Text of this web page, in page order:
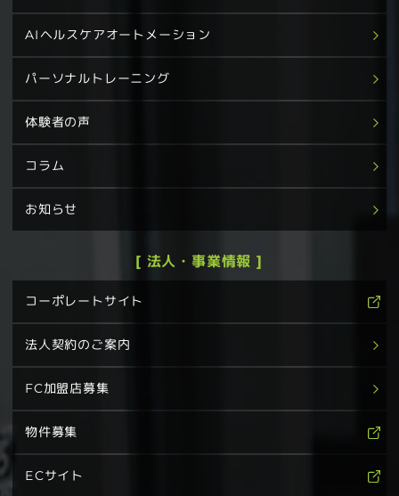
AIヘルスケアオートメーション
パーソナルトレーニング
体験者の声
コラム
お知らせ
[ 法人・事業情報 ]
コーポレートサイト
法人契約のご案内
FC加盟店募集
物件募集
ECサイト